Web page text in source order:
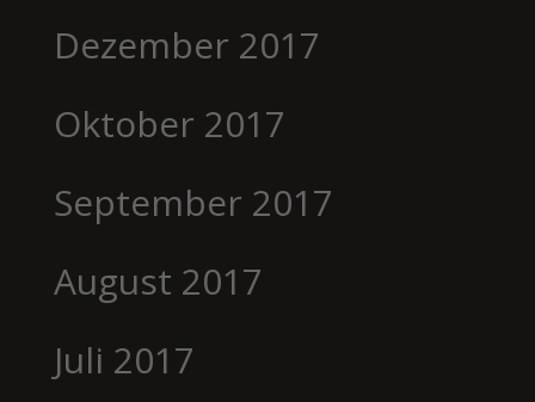
Dezember 2017
Oktober 2017
September 2017
August 2017
Juli 2017